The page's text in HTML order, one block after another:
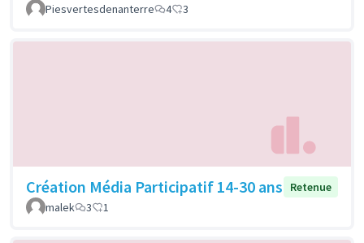
Piesvertesdenanterre
4 3
Création Média Participatif 14-30 ans
Retenue
malek
3 1